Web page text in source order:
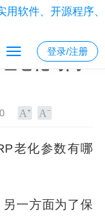
登录/注册
老化时间
老化参数有哪
一方面为了保